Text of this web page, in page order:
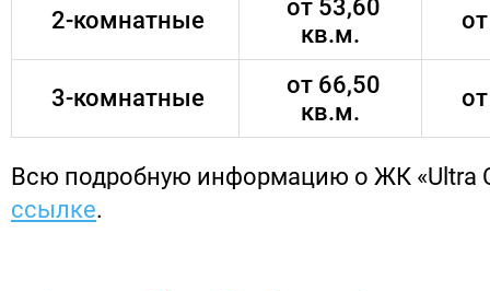
2-комнатные
от 53,60
кв.м.
3-комнатные
от 66,50
кв.м.
Всю подробную информацию о ЖК «Ultra
ссылке.